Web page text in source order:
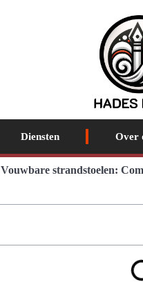
Diensten Over
Vouwbare strandstoelen: